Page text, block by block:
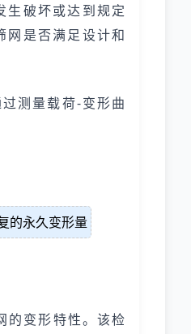
生破坏或达到规定
网是否满足设计和
测量载荷-变形曲
的永久变形量
的变形特性。该检